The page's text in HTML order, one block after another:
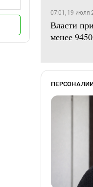
07:01, 19 июля
Власти
менее